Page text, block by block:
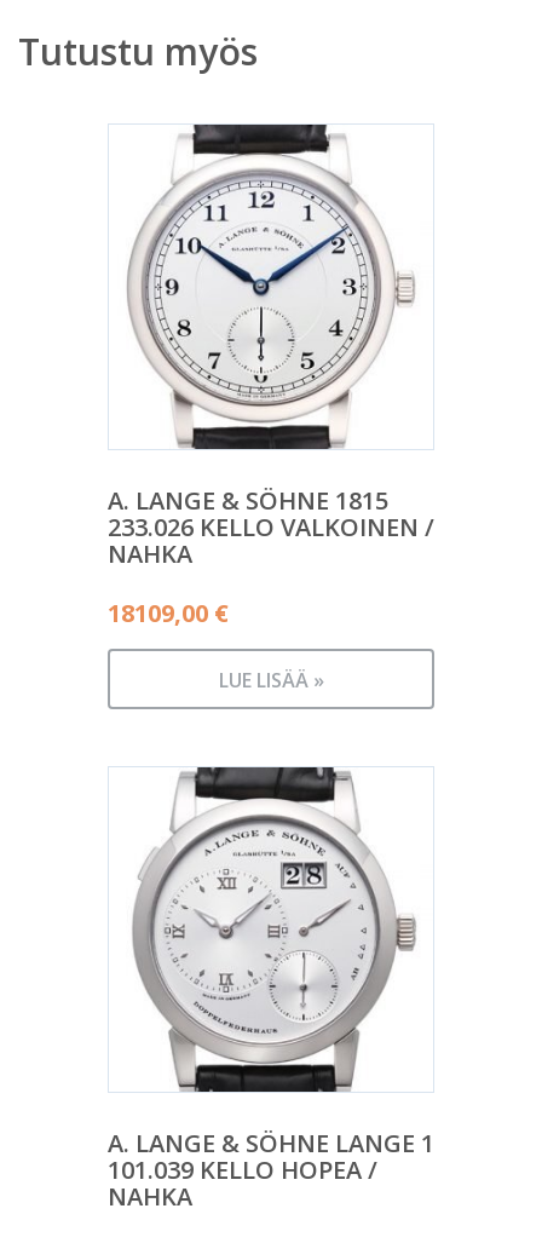
Tutustu myös
A. LANGE & SÖHNE 1815
233.026 KELLO VALKOINEN /
NAHKA
18109,00 €
LUE LISÄÄ »
A. LANGE & SÖHNE LANGE 1
101.039 KELLO HOPEA /
NAHKA